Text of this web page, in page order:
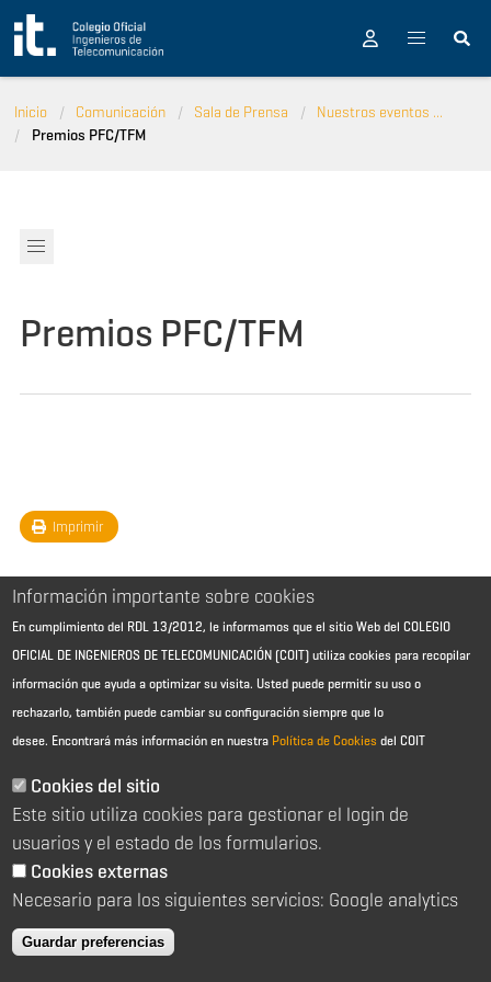
Pasar al contenido principal
Inicio Comunicación Sala de Prensa
Nuestros eventos ...
Premios PFC/TFM
Premios PFC/TFM
Imprimir
Aviso Legal - Información general
Política de cookies
Política de reembolso
Sitemap
C/ Almagro 2 1º Izqda 28010 Madrid
91 391 10 66
coit@coit.es
Información importante sobre cookies
En cumplimiento del RDL 13/2012, le informamos que el sitio Web del COLEGIO
OFICIAL DE INGENIEROS DE TELECOMUNICACIÓN (COIT) utiliza cookies para recopilar
información que ayuda a optimizar su visita. Usted puede permitir su uso o
rechazarlo, también puede cambiar su configuración siempre que lo
desee. Encontrará más información en nuestra Política de Cookies del COIT
Cookies del sitio
Este sitio utiliza cookies para gestionar el login de
usuarios y el estado de los formularios.
Cookies externas
Necesario para los siguientes servicios: Google analytics
Guardar preferencias